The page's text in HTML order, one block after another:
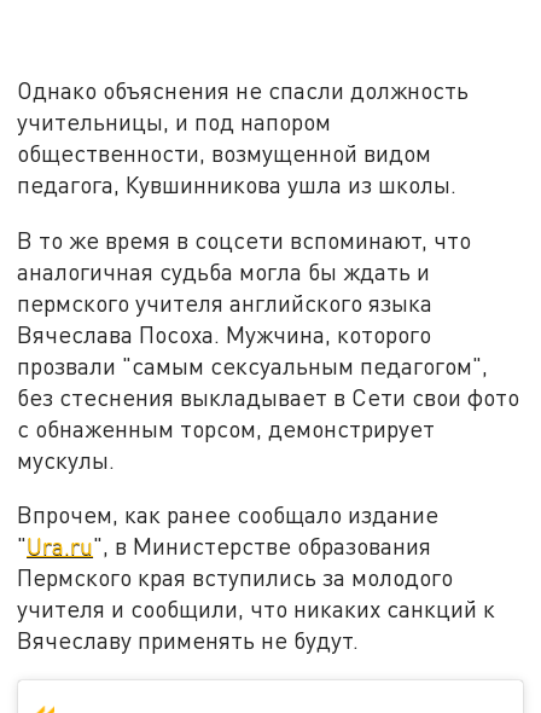
Однако объяснения не спасли должность
учительницы, и под напором
общественности, возмущенной видом
педагога, Кувшинникова ушла из школы.
В то же время в соцсети вспоминают, что
аналогичная судьба могла бы ждать и
пермского учителя английского языка
Вячеслава Посоха. Мужчина, которого
прозвали "самым сексуальным педагогом",
без стеснения выкладывает в Сети свои фото
с обнаженным торсом, демонстрирует
мускулы.
Впрочем, как ранее сообщало издание
"Ura.ru", в Министерстве образования
Пермского края вступились за молодого
учителя и сообщили, что никаких санкций к
Вячеславу применять не будут.